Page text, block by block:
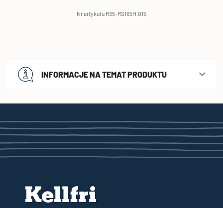
Nr artykułu R35-RS165H.015
INFORMACJE NA TEMAT PRODUKTU